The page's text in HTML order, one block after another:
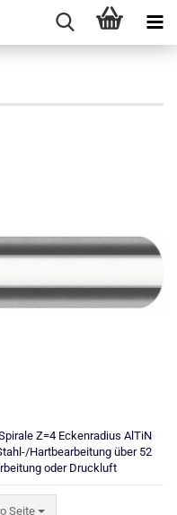
Z=4 Eckenradius AlTiN
Hartbearbeitung über 52
oder Druckluft
Seite